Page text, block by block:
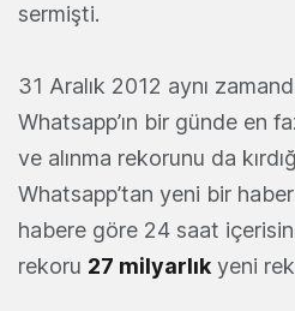
sermişti.
31 Aralık 2012 aynı
Whatsapp’ın bir günde en
ve alınma rekorunu da
Whatsapp’tan yeni bir haber
habere göre 24 saat
rekoru 27 milyarlık yeni